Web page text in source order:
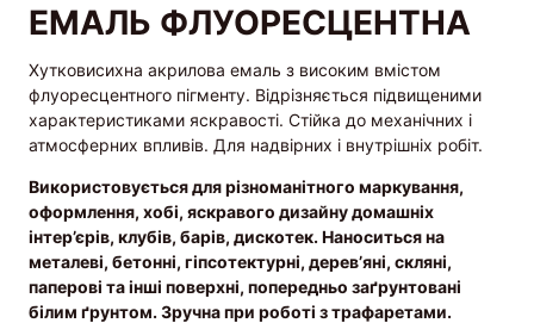
ЕМАЛЬ ФЛУОРЕСЦЕНТНА
Хутковисихна акрилова емаль з високим вмістом
флуоресцентного пігменту. Відрізняється підвищеними
характеристиками яскравості. Стійка до механічних і
атмосферних впливів. Для надвірних і внутрішніх робіт.
Використовується для різноманітного маркування,
оформлення, хобі, яскравого дизайну домашніх
інтер’єрів, клубів, барів, дискотек. Наноситься на
металеві, бетонні, гіпсотектурні, дерев’яні, скляні,
паперові та інші поверхні, попередньо заґрунтовані
білим ґрунтом. Зручна при роботі з трафаретами.